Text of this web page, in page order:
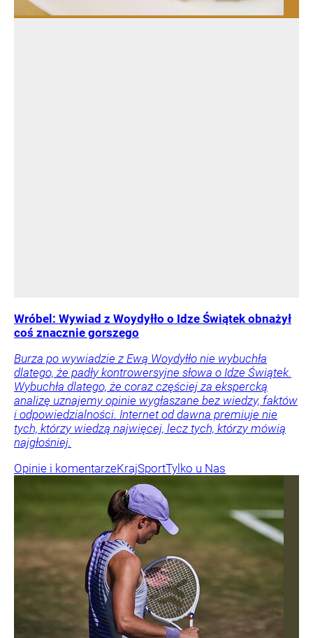
Wróbel: Wywiad z Woydyłło o Idze Świątek obnażył
coś znacznie gorszego
Burza po wywiadzie z Ewą Woydyłło nie wybuchła
dlatego, że padły kontrowersyjne słowa o Idze Świątek.
Wybuchła dlatego, że coraz częściej za ekspercką
analizę uznajemy opinie wygłaszane bez wiedzy, faktów
i odpowiedzialności. Internet od dawna premiuje nie
tych, którzy wiedzą najwięcej, lecz tych, którzy mówią
najgłośniej.
Opinie i komentarzeKrajSportTylko u Nas